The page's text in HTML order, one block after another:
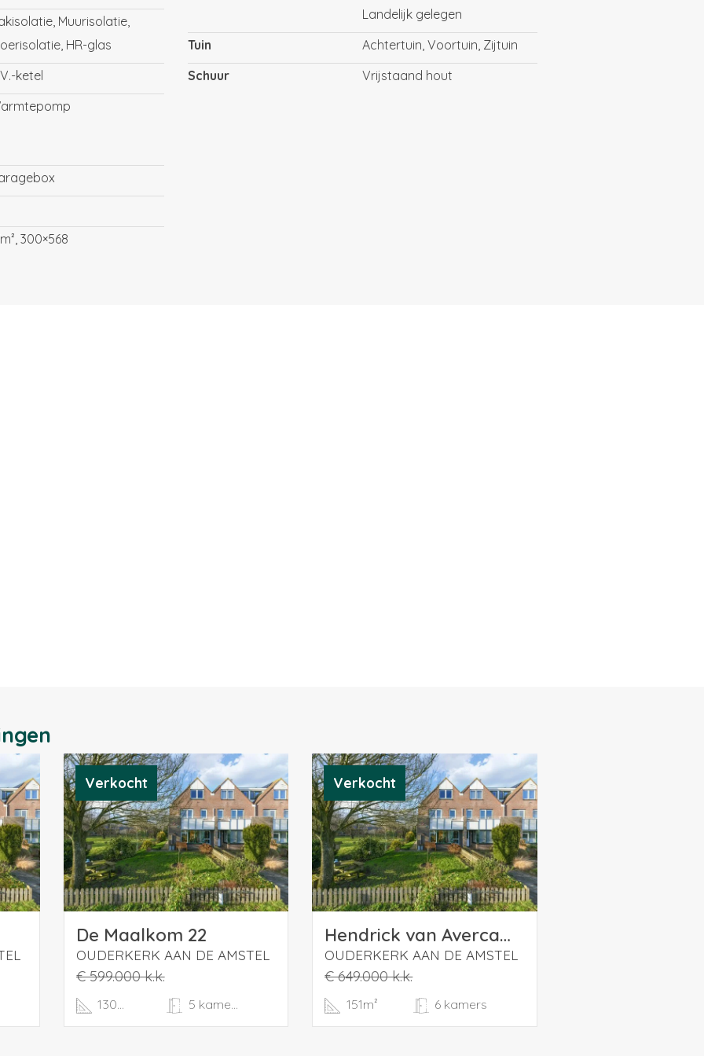
Muurisolatie,
HR-glas
ketel
Landelijk gelegen
Tuin
Achtertuin, Voortuin, Zijtuin
Schuur
Vrijstaand hout
300×568
Verkocht
De Maalkom 22
OUDERKERK AAN DE AMSTEL
€ 599.000 k.k.
130m² 5 kamers
Verkocht
Hendrick van Avercampweg 31
OUDERKERK AAN DE AMSTEL
€ 649.000 k.k.
151m² 6 kamers